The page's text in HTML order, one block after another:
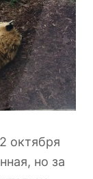
октября
но за